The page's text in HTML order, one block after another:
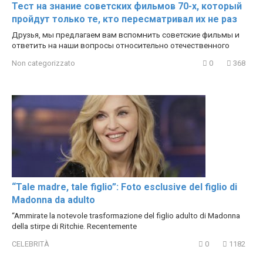
Тест на знание советских фильмов 70-х, который
пройдут только те, кто пересматривал их не раз
Друзья, мы предлагаем вам вспомнить советские фильмы и
ответить на наши вопросы относительно отечественного
Non categorizzato 0 368
“Tale madre, tale figlio”: Foto esclusive del figlio di
Madonna da adulto
“Ammirate la notevole trasformazione del figlio adulto di Madonna
della stirpe di Ritchie. Recentemente
CELEBRITÀ 0 1182